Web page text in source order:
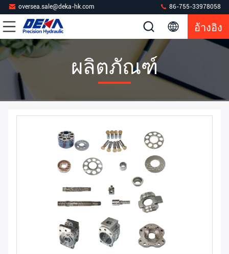
oversea.sale@deka-hk.com 86-755-33978058
อ้างอิง
ผลิตภัณฑ์